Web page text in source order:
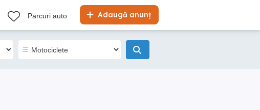
Adaugă anunț
Parcuri auto